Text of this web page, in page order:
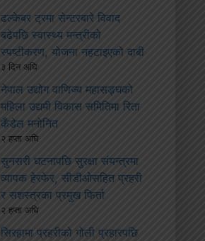
ढल्केबर ट्रमा सेन्टरबारे विवाद
बढेपछि स्वास्थ्य मन्त्रीको
स्पष्टीकरण, योजना नहटाइएको दाबी
३ दिन अघि
नेपाल उद्योग वाणिज्य महासङ्घको
महिला उद्यमी विकास समितिमा रिता
कँडेल मनोनित
२ हप्ता अघि
सुनसरी घटनापछि सुरक्षा संयन्त्रमा
व्यापक हेरफेर, सीडीओसहित प्रहरी
र सशस्त्रका प्रमुख फिर्ता
२ हप्ता अघि
सिरहामा प्रहरीको गोली प्रहारपछि